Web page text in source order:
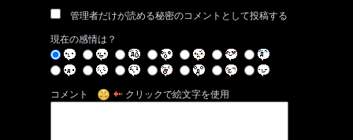
管理者だけが読める秘密のコメントとして投稿する
現在の感情は？
コメント クリックで絵文字を使用